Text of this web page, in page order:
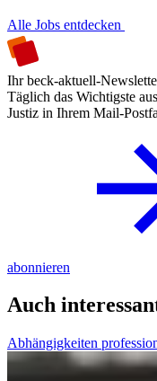
Alle Jobs entdecken
Ihr beck-aktuell-
Täglich das Wichtigste
Justiz in Ihrem Mail-
abonnieren
Auch
Abhängigkeiten